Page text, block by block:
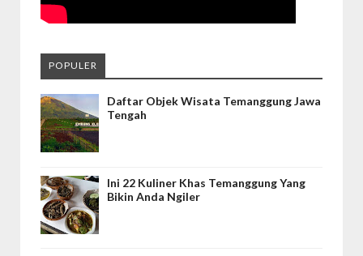
POPULER
Daftar Objek Wisata Temanggung Jawa
Tengah
Ini 22 Kuliner Khas Temanggung Yang
Bikin Anda Ngiler